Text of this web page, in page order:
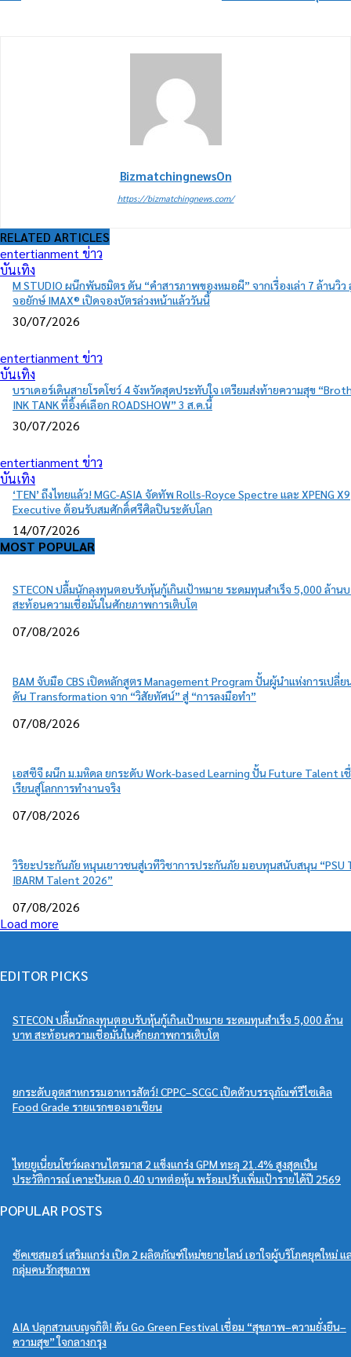
BizmatchingnewsOn
https://bizmatchingnews.com/
RELATED ARTICLES
entertianment ข่าว
บันเทิง
M STUDIO ผนึกพันธมิตร ดัน “คำสารภาพของหมอผี” จากเรื่องเล่า 7 ล้านวิว
จอยักษ์ IMAX® เปิดจองบัตรล่วงหน้าแล้ววันนี้
30/07/2026
entertianment ข่าว
บันเทิง
บราเดอร์เดินสายโรดโชว์ 4 จังหวัดสุดประทับใจ เตรียมส่งท้ายความสุข
INK TANK ที่อิ้งค์เลือก ROADSHOW” 3 ส.ค.นี้
30/07/2026
entertianment ข่าว
บันเทิง
‘TEN’ ถึงไทยแล้ว! MGC-ASIA จัดทัพ Rolls-Royce Spectre และ XPENG X9
Executive ต้อนรับสมศักดิ์ศรีศิลปินระดับโลก
14/07/2026
MOST POPULAR
STECON ปลื้มนักลงทุนตอบรับหุ้นกู้เกินเป้าหมาย ระดมทุนสำเร็จ 5,000 ล้าน
สะท้อนความเชื่อมั่นในศักยภาพการเติบโต
07/08/2026
BAM จับมือ CBS เปิดหลักสูตร Management Program ปั้นผู้นำแห่งการเปลี่ย
ดัน Transformation จาก “วิสัยทัศน์” สู่ “การลงมือทำ”
07/08/2026
เอสซีจี ผนึก ม.มหิดล ยกระดับ Work-based Learning ปั้น Future Talent เ
เรียนสู่โลกการทำงานจริง
07/08/2026
วิริยะประกันภัย หนุนเยาวชนสู่เวทีวิชาการประกันภัย มอบทุนสนับสนุน “PSU
IBARM Talent 2026”
07/08/2026
Load more
EDITOR PICKS
STECON ปลื้มนักลงทุนตอบรับหุ้นกู้เกินเป้าหมาย ระดมทุนสำเร็จ 5,000 ล้าน
บาท สะท้อนความเชื่อมั่นในศักยภาพการเติบโต
ยกระดับอุตสาหกรรมอาหารสัตว์! CPPC–SCGC เปิดตัวบรรจุภัณฑ์รีไซเคิล
Food Grade รายแรกของอาเซียน
ไทยยูเนี่ยนโชว์ผลงานไตรมาส 2 แข็งแกร่ง GPM ทะลุ 21.4% สูงสุดเป็น
ประวัติการณ์ เคาะปันผล 0.40 บาทต่อหุ้น พร้อมปรับเพิ่มเป้ารายได้ปี 2569
POPULAR POSTS
ซัคเซสมอร์ เสริมแกร่ง เปิด 2 ผลิตภัณฑ์ใหม่ขยายไลน์ เอาใจผู้บริโภคยุคใหม่ แ
กลุ่มคนรักสุขภาพ
AIA ปลุกสวนเบญจกิติ! ดัน Go Green Festival เชื่อม “สุขภาพ–ความยั่งยืน–
ความสุข” ใจกลางกรุง